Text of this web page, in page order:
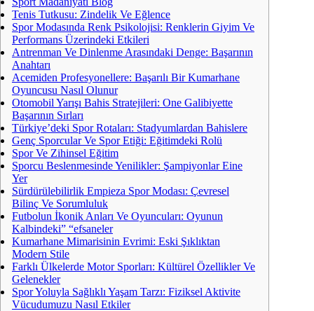
Tenis Tutkusu: Zindelik Ve Eğlence
Spor Modasında Renk Psikolojisi: Renklerin Giyim Ve
Performans Üzerindeki Etkileri
Antrenman Ve Dinlenme Arasındaki Denge: Başarının
Anahtarı
Acemiden Profesyonellere: Başarılı Bir Kumarhane
Oyuncusu Nasıl Olunur
Otomobil Yarışı Bahis Stratejileri: One Galibiyette
Başarının Sırları
Türkiye’deki Spor Rotaları: Stadyumlardan Bahislere
Genç Sporcular Ve Spor Etiği: Eğitimdeki Rolü
Spor Ve Zihinsel Eğitim
Sporcu Beslenmesinde Yenilikler: Şampiyonlar Eine
Yer
Sürdürülebilirlik Empieza Spor Modası: Çevresel
Bilinç Ve Sorumluluk
Futbolun İkonik Anları Ve Oyuncuları: Oyunun
Kalbindeki” “efsaneler
Kumarhane Mimarisinin Evrimi: Eski Şıklıktan
Modern Stile
Farklı Ülkelerde Motor Sporları: Kültürel Özellikler Ve
Gelenekler
Spor Yoluyla Sağlıklı Yaşam Tarzı: Fiziksel Aktivite
Vücudumuzu Nasıl Etkiler